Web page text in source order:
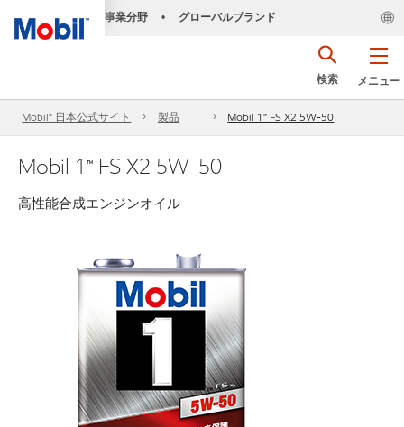
事業分野 • グローバルブランド
メニュー
検索
Mobil™ 日本公式サイト 製品 Mobil 1™ FS X2 5W-50
Mobil 1™ FS X2 5W-50
高性能合成エンジンオイル